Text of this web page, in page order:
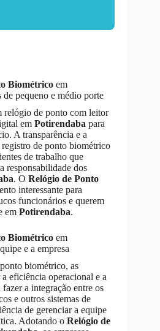
Biométrico em
de pequeno e médio porte
relógio de ponto com leitor
em Potirendaba para
A transparência e a
de ponto biométrico
de trabalho que
responsabilidade dos
. O Relógio de Ponto
interessante para
funcionários e querem
em Potirendaba.
Biométrico em
e a empresa
biométrico, as
eficiência operacional e a
a integração entre os
e outros sistemas de
de gerenciar a equipe
Adotando o Relógio de